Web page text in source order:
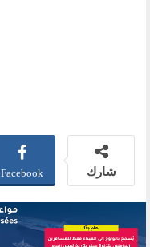
شارك Facebook